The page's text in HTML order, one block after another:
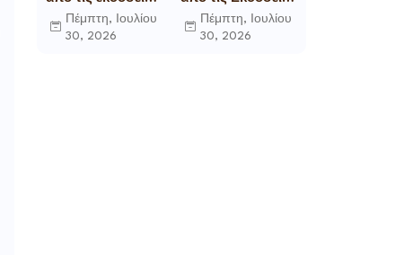
Gema το
μυθιστόρημα του
Πέμπτη, Ιουλίου
30, 2026
Επίμετρο το
αστυνομικό
Πέμπτη, Ιουλίου
30, 2026